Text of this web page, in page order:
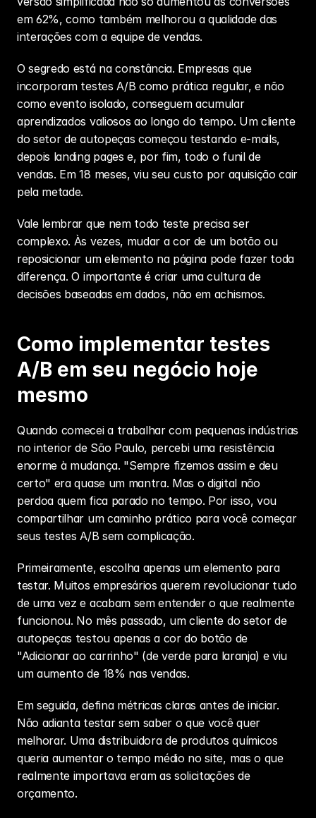
em 62%, como também melhorou a qualidade das
interações com a equipe de vendas.
O segredo está na constância. Empresas que
incorporam testes A/B como prática regular, e não
como evento isolado, conseguem acumular
aprendizados valiosos ao longo do tempo. Um cliente
do setor de autopeças começou testando e-mails,
depois landing pages e, por fim, todo o funil de
vendas. Em 18 meses, viu seu custo por aquisição cair
pela metade.
Vale lembrar que nem todo teste precisa ser
complexo. Às vezes, mudar a cor de um botão ou
reposicionar um elemento na página pode fazer toda
diferença. O importante é criar uma cultura de
decisões baseadas em dados, não em achismos.
Como implementar testes
A/B em seu negócio hoje
mesmo
Quando comecei a trabalhar com pequenas indústrias
no interior de São Paulo, percebi uma resistência
enorme à mudança. "Sempre fizemos assim e deu
certo" era quase um mantra. Mas o digital não
perdoa quem fica parado no tempo. Por isso, vou
compartilhar um caminho prático para você começar
seus testes A/B sem complicação.
Primeiramente, escolha apenas um elemento para
testar. Muitos empresários querem revolucionar tudo
de uma vez e acabam sem entender o que realmente
funcionou. No mês passado, um cliente do setor de
autopeças testou apenas a cor do botão de
"Adicionar ao carrinho" (de verde para laranja) e viu
um aumento de 18% nas vendas.
Em seguida, defina métricas claras antes de iniciar.
Não adianta testar sem saber o que você quer
melhorar. Uma distribuidora de produtos químicos
queria aumentar o tempo médio no site, mas o que
realmente importava eram as solicitações de
orçamento.